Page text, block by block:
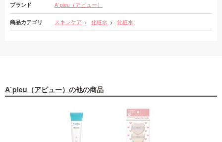
ブランド A`pieu（アピュー）
商品カテゴリ スキンケア 化粧水 化粧水
A`pieu（アピュー） の他の商品